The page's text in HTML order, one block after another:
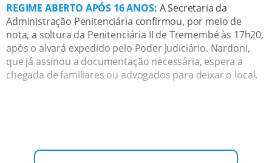
REGIME ABERTO APÓS 16 ANOS: A Secretaria da
Administração Penitenciária confirmou, por meio de
nota, a soltura da Penitenciária II de Tremembé às 17h20,
após o alvará expedido pelo Poder Judiciário. Nardoni,
que já assinou a documentação necessária, espera a
chegada de familiares ou advogados para deixar o local.